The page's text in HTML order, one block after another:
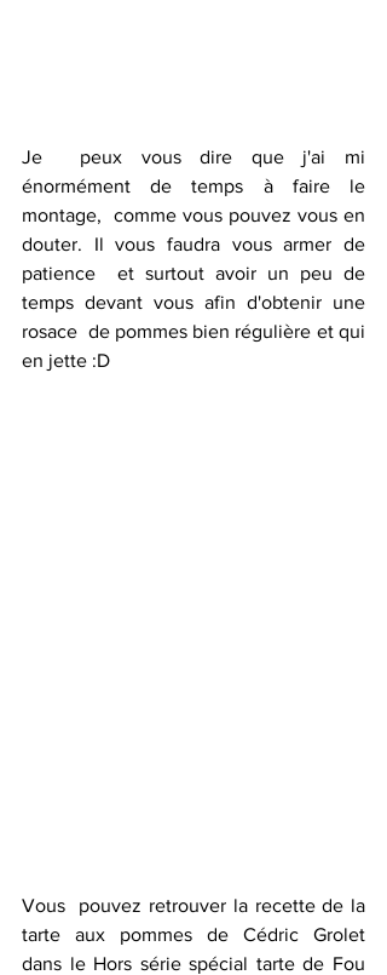
Je  peux vous dire que j'ai mi
énormément de temps à faire le
montage,  comme vous pouvez vous en
douter. Il vous faudra vous armer de
patience  et surtout avoir un peu de
temps devant vous afin d'obtenir une
rosace  de pommes bien régulière et qui
en jette :D
Vous  pouvez retrouver la recette de la
tarte aux pommes de Cédric Grolet
dans le Hors série spécial tarte de Fou